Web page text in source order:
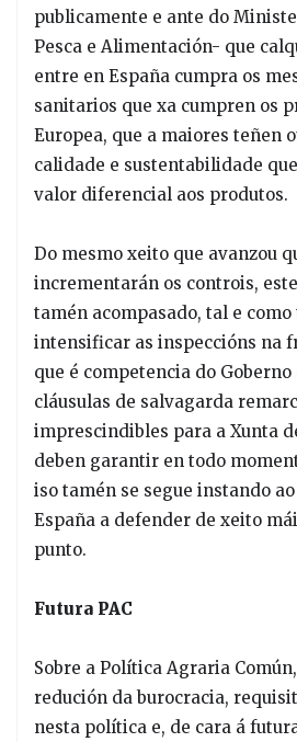
publicamente e ante do
Pesca e Alimentación- que
entre en España cumpra os
sanitarios que xa cumpren os
Europea, que a maiores teñen
calidade e sustentabilidade
valor diferencial aos produtos.
Do mesmo xeito que avanzou
incrementarán os controis,
tamén acompasado, tal e
intensificar as inspeccións na
que é competencia do Goberno
cláusulas de salvagarda
imprescindibles para a Xunta
deben garantir en todo
iso tamén se segue instando
España a defender de xeito
punto.
Futura PAC
Sobre a Política Agraria
redución da burocracia,
nesta política e, de cara á